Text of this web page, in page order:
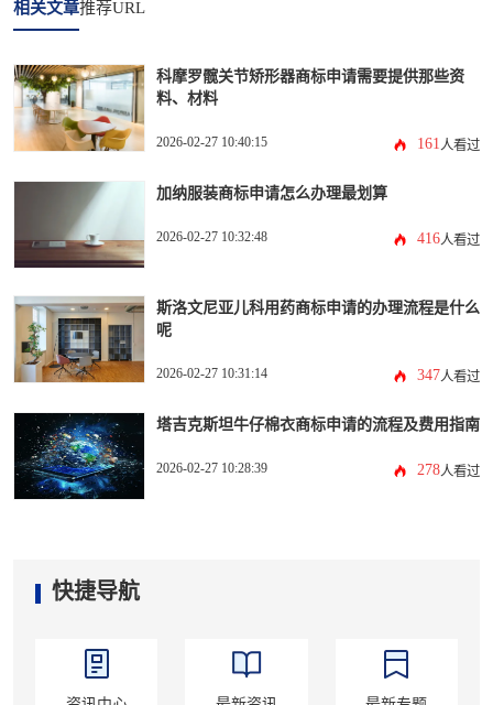
相关文章推荐URL
科摩罗髋关节矫形器商标申请需要提供那些资
料、材料
2026-02-27 10:40:15 161人看过
加纳服装商标申请怎么办理最划算
2026-02-27 10:32:48 416人看过
斯洛文尼亚儿科用药商标申请的办理流程是什么
呢
2026-02-27 10:31:14 347人看过
塔吉克斯坦牛仔棉衣商标申请的流程及费用指南
2026-02-27 10:28:39 278人看过
快捷导航